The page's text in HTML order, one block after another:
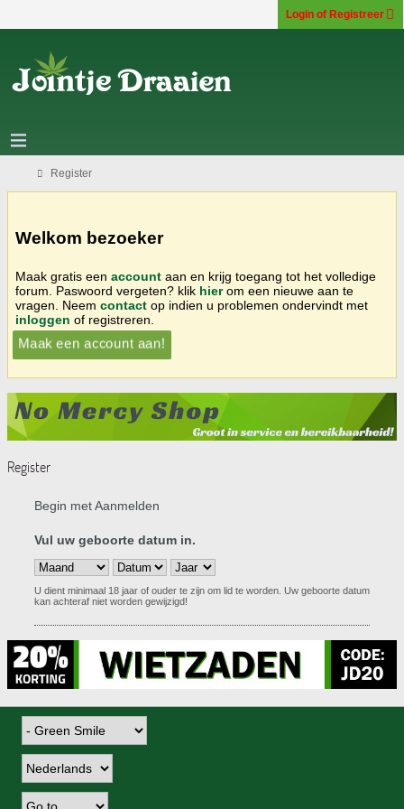
Login of Registreer
Register
Welkom bezoeker
Maak gratis een account aan en krijg toegang tot het volledige
forum. Paswoord vergeten? klik hierom een nieuwe aan te
vragen. Neem contact op indien u problemen ondervindt met
inloggen of registreren.
Maak een account aan!
Register
Begin met Aanmelden
Vul uw geboorte datum in.
U dient minimaal 18 jaar of ouder te zijn om lid te worden. Uw geboorte datum
kan achteraf niet worden gewijzigd!